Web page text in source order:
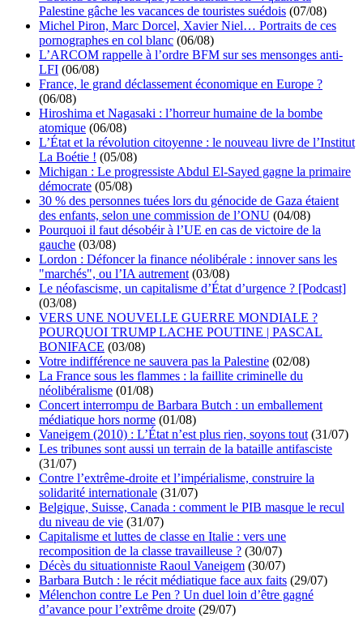
Palestine gâche les vacances de touristes suédois (07/08)
Michel Piron, Marc Dorcel, Xavier Niel… Portraits de ces
pornographes en col blanc (06/08)
L’ARCOM rappelle à l’ordre BFM sur ses mensonges anti-
LFI (06/08)
France, le grand déclassement économique en Europe ?
(06/08)
Hiroshima et Nagasaki : l’horreur humaine de la bombe
atomique (06/08)
L’État et la révolution citoyenne : le nouveau livre de l’Institut
La Boétie ! (05/08)
Michigan : Le progressiste Abdul El-Sayed gagne la primaire
démocrate (05/08)
30 % des personnes tuées lors du génocide de Gaza étaient
des enfants, selon une commission de l’ONU (04/08)
Pourquoi il faut désobéir à l’UE en cas de victoire de la
gauche (03/08)
Lordon : Défoncer la finance néolibérale : innover sans les
"marchés", ou l’IA autrement (03/08)
Le néofascisme, un capitalisme d’État d’urgence ? [Podcast]
(03/08)
VERS UNE NOUVELLE GUERRE MONDIALE ?
POURQUOI TRUMP LACHE POUTINE | PASCAL
BONIFACE (03/08)
Votre indifférence ne sauvera pas la Palestine (02/08)
La France sous les flammes : la faillite criminelle du
néolibéralisme (01/08)
Concert interrompu de Barbara Butch : un emballement
médiatique hors norme (01/08)
Vaneigem (2010) : L’État n’est plus rien, soyons tout (31/07)
Les tribunes sont aussi un terrain de la bataille antifasciste
(31/07)
Contre l’extrême-droite et l’impérialisme, construire la
solidarité internationale (31/07)
Belgique, Suisse, Canada : comment le PIB masque le recul
du niveau de vie (31/07)
Capitalisme et luttes de classe en Italie : vers une
recomposition de la classe travailleuse ? (30/07)
Décès du situationniste Raoul Vaneigem (30/07)
Barbara Butch : le récit médiatique face aux faits (29/07)
Mélenchon contre Le Pen ? Un duel loin d’être gagné
d’avance pour l’extrême droite (29/07)